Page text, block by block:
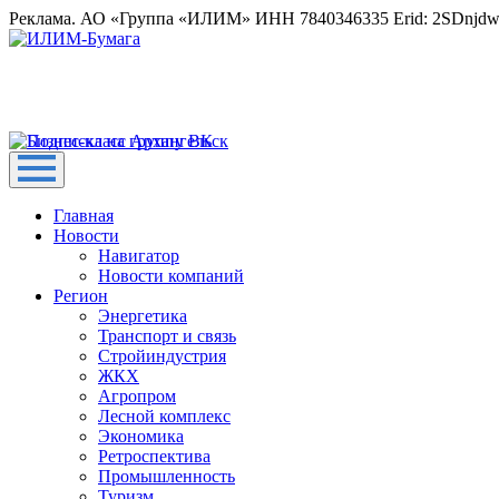
Реклама. АО «Группа «ИЛИМ» ИНН 7840346335 Erid:
Главная
Новости
Навигатор
Новости компаний
Регион
Энергетика
Транспорт и связь
Стройиндустрия
ЖКХ
Агропром
Лесной комплекс
Экономика
Ретроспектива
Промышленность